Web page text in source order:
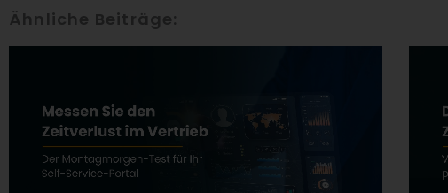
Ähnliche Beiträge: